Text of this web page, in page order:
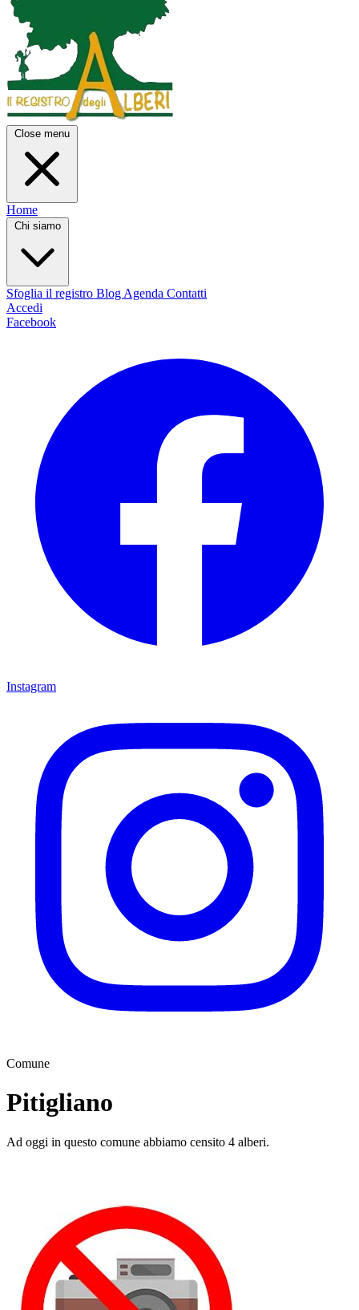
Close menu
Home
Chi siamo
Sfoglia il registro Blog Agenda Contatti
Accedi
Facebook
Instagram
Comune
Pitigliano
Ad oggi in questo comune abbiamo censito 4 alberi.